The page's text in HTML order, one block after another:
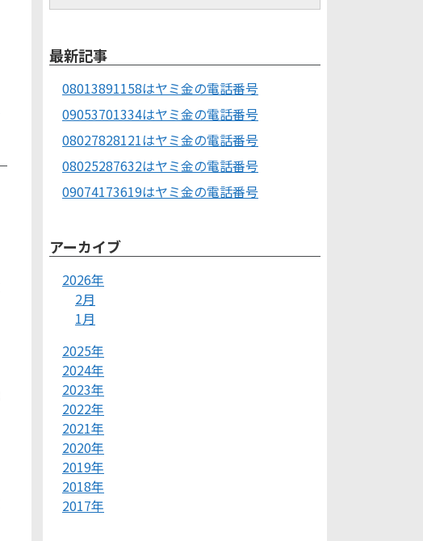
最新記事
08013891158はヤミ金の電話番号
09053701334はヤミ金の電話番号
08027828121はヤミ金の電話番号
08025287632はヤミ金の電話番号
09074173619はヤミ金の電話番号
アーカイブ
2026年
2月
1月
2025年
2024年
2023年
2022年
2021年
2020年
2019年
2018年
2017年